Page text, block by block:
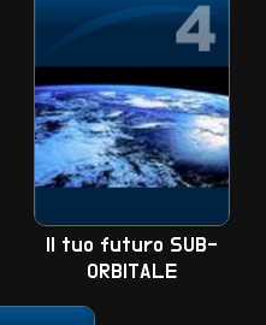
Il tuo futuro SUB-
ORBITALE